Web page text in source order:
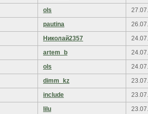
ols
pautina
Николай2357
artem_b
ols
dimm_kz
include
lilu